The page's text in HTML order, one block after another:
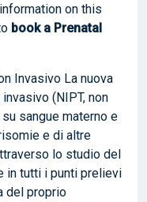
on this
book a Prenatal
Invasivo La nuova
(NIPT, non
sangue materno e
e di altre
lo studio del
in tutti i punti prelievi
del proprio